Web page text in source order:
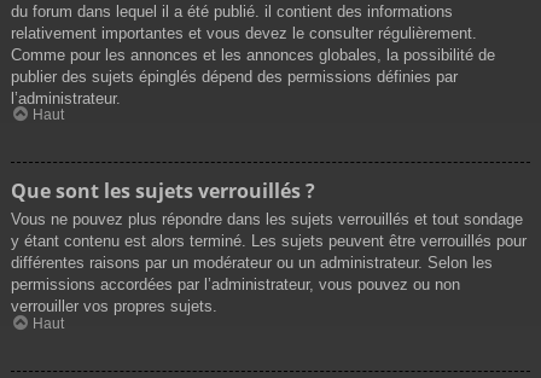
du forum dans lequel il a été publié. il contient des informations
relativement importantes et vous devez le consulter régulièrement.
Comme pour les annonces et les annonces globales, la possibilité de
publier des sujets épinglés dépend des permissions définies par
l’administrateur.
Haut
Que sont les sujets verrouillés ?
Vous ne pouvez plus répondre dans les sujets verrouillés et tout sondage
y étant contenu est alors terminé. Les sujets peuvent être verrouillés pour
différentes raisons par un modérateur ou un administrateur. Selon les
permissions accordées par l’administrateur, vous pouvez ou non
verrouiller vos propres sujets.
Haut